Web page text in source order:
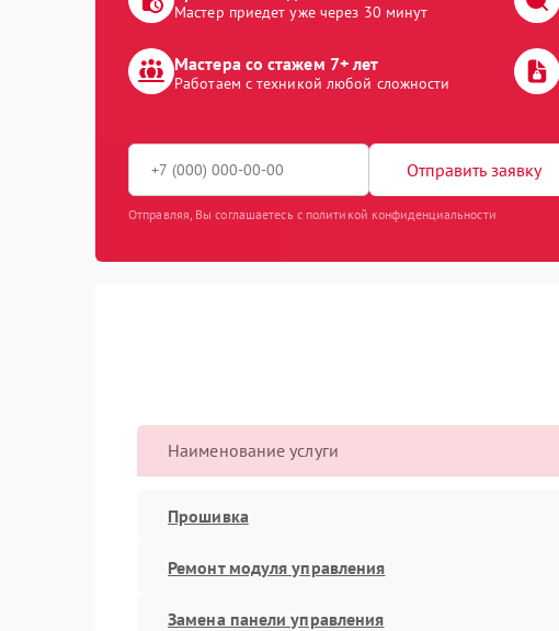
Мастер приедет уже через 30 минут
Мастера со стажем 7+ лет
Работаем с техникой любой сложности
Отправить заявку
Отправляя, Вы соглашаетесь с политикой конфиденциальности
Наименование услуги
Прошивка
Ремонт модуля управления
Замена панели управления